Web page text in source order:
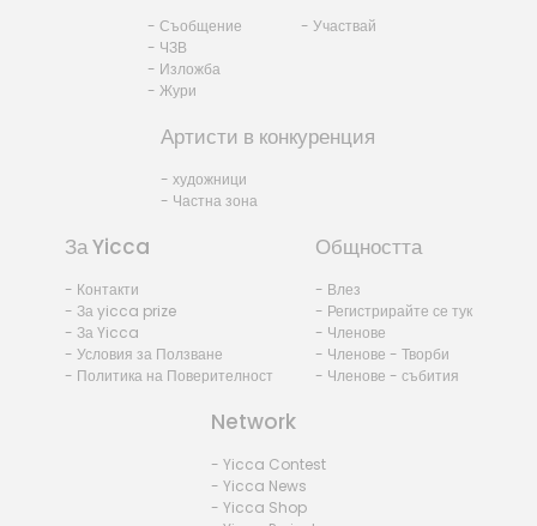
- Съобщение
- ЧЗВ
- Изложба
- Жури
- Участвай
Артисти в конкуренция
- художници
- Частна зона
За Yicca
- Контакти
- За yicca prize
- За Yicca
- Условия за Ползване
- Политика на Поверителност
Общността
- Влез
- Регистрирайте се тук
- Членове
- Членове - Творби
- Членове - събития
Network
- Yicca Contest
- Yicca News
- Yicca Shop